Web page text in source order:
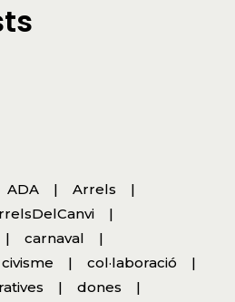
ADA
Arrels
carnaval
civisme
col·laboració
dones